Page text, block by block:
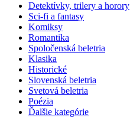
Detektívky, trilery a horory
Sci-fi a fantasy
Komiksy
Romantika
Spoločenská beletria
Klasika
Historické
Slovenská beletria
Svetová beletria
Poézia
Ďalšie kategórie